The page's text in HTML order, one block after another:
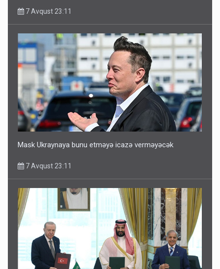
7 Avqust 23:11
Mask Ukraynaya bunu etməyə icazə verməyəcək
7 Avqust 23:11